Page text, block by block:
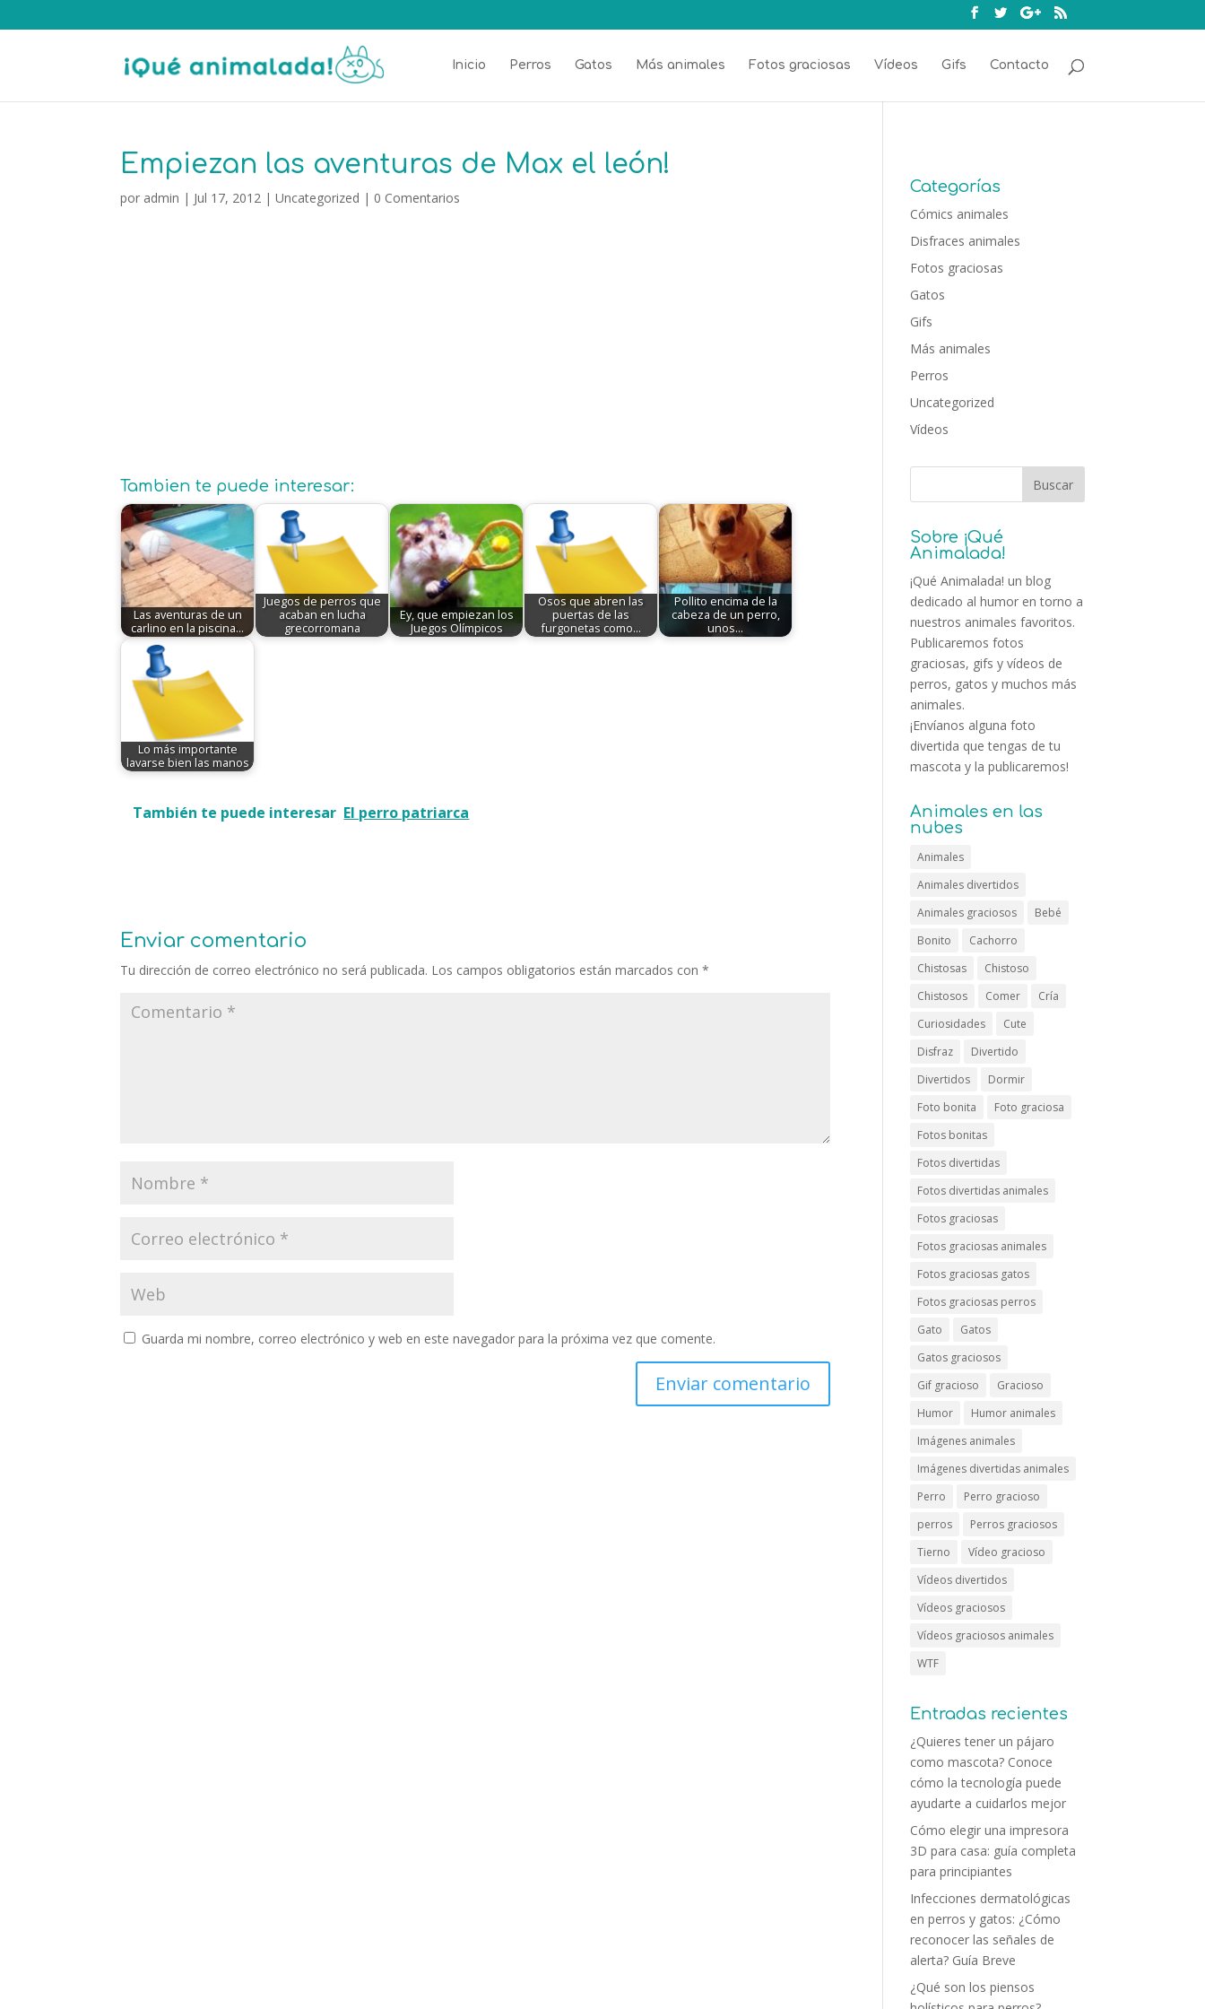
Inicio Perros Gatos Más animales Fotos graciosas Vídeos Gifs Contacto
Empiezan las aventuras de Max el león!
por admin | Jul 17, 2012 |Uncategorized | 0 Comentarios
Tambien te puede interesar:
Las aventuras de un
carlino en la piscina...
Juegos de perros que
acaban en lucha
grecorromana
Ey, que empiezan los
Juegos Olímpicos
Osos que abren las
puertas de las
furgonetas como…
Pollito encima de la
cabeza de un perro,
unos…
Lo más importante
lavarse bien las manos
También te puede interesar El perro patriarca
Enviar comentario
Tu dirección de correo electrónico no será publicada. Los campos obligatorios están marcados con*
Guarda mi nombre, correo electrónico y web en este navegador para la próxima vez que comente.
Categorías
Cómics animales
Disfraces animales
Fotos graciosas
Gatos
Gifs
Más animales
Perros
Uncategorized
Vídeos
Sobre ¡Qué
Animalada!
¡Qué Animalada! un blog
dedicado al humor en torno a
nuestros animales favoritos.
Publicaremos fotos
graciosas, gifs y vídeos de
perros, gatos y muchos más
animales.
¡Envíanos alguna foto
divertida que tengas de tu
mascota y la publicaremos!
Animales en las
nubes
Animales
Animales divertidos
Animales graciosos
Bebé
Bonito
Cachorro
Chistosas
Chistoso
Chistosos
Comer
Cría
Curiosidades
Cute
Disfraz
Divertido
Divertidos
Dormir
Foto bonita
Foto graciosa
Fotos bonitas
Fotos divertidas
Fotos divertidas animales
Fotos graciosas
Fotos graciosas animales
Fotos graciosas gatos
Fotos graciosas perros
Gato
Gatos
Gatos graciosos
Gif gracioso
Gracioso
Humor
Humor animales
Imágenes animales
Imágenes divertidas animales
Perro
Perro gracioso
perros
Perros graciosos
Tierno
Vídeo gracioso
Vídeos divertidos
Vídeos graciosos
Vídeos graciosos animales
WTF
Entradas recientes
¿Quieres tener un pájaro
como mascota? Conoce
cómo la tecnología puede
ayudarte a cuidarlos mejor
Cómo elegir una impresora
3D para casa: guía completa
para principiantes
Infecciones dermatológicas
en perros y gatos: ¿Cómo
reconocer las señales de
alerta? Guía Breve
¿Qué son los piensos